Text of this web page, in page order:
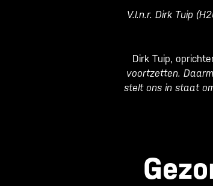
V.l.n.r. Dirk Tuip
Dirk Tuip,
voortzetten.
stelt ons in staat